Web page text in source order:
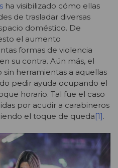
ha visibilizado cómo ellas
de trasladar diversas
doméstico. De
el aumento
formas de violencia
su contra. Aún más, el
herramientas a aquellas
pedir ayuda ocupando el
horario. Tal fue el caso
por acudir a carabineros
el toque de queda[1].